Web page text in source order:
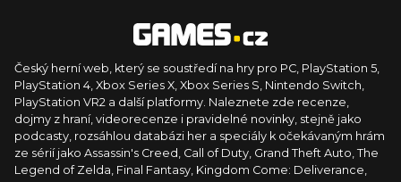
Český herní web, který se soustředí na hry pro PC, PlayStation 5,
PlayStation 4, Xbox Series X, Xbox Series S, Nintendo Switch,
PlayStation VR2 a další platformy. Naleznete zde recenze,
dojmy z hraní, videorecenze i pravidelné novinky, stejně jako
podcasty, rozsáhlou databázi her a speciály k očekávaným hrám
ze sérií jako Assassin's Creed, Call of Duty, Grand Theft Auto, The
Legend of Zelda, Final Fantasy, Kingdom Come: Deliverance,